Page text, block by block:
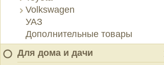
Volkswagen
УАЗ
Дополнительные товары
Для дома и дачи